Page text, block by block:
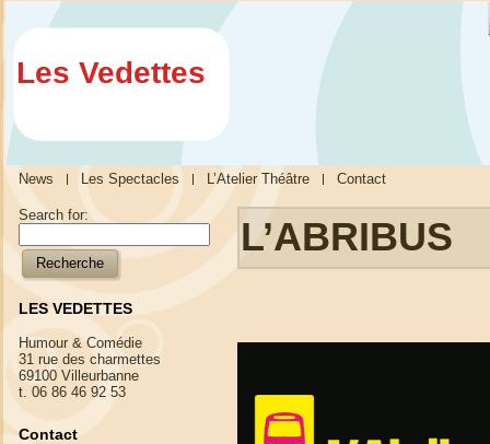
Les Vedettes
News Les Spectacles L’Atelier Théâtre Contact
Search for:
LES VEDETTES
Humour & Comédie
31 rue des charmettes
69100 Villeurbanne
t. 06 86 46 92 53
Contact
L’ABRIBUS